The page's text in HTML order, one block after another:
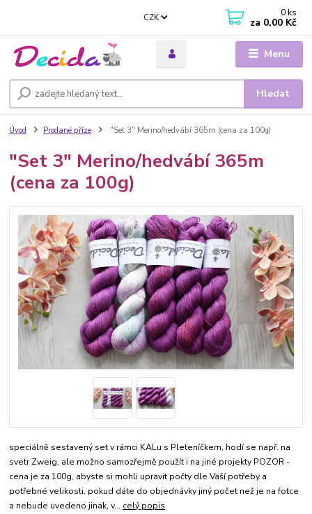
Menu
CZK
Hledat
0 ks
za 0,00 Kč
Úvod Prodané příze "Set 3" Merino/hedvábí 365m (cena za 100g)
"Set 3" Merino/hedvábí 365m
(cena za 100g)
speciálně sestavený set v rámci KALu s Pleteníčkem, hodí se např. na
svetr Zweig, ale možno samozřejmě použít i na jiné projekty POZOR -
cena je za 100g, abyste si mohli upravit počty dle Vaší potřeby a
potřebné velikosti, pokud dáte do objednávky jiný počet než je na fotce
a nebude uvedeno jinak, v... celý popis